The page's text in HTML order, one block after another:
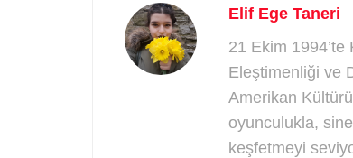
Elif Ege Taneri
21 Ekim 1994’te
Eleştimenliği ve
Amerikan
oyunculukla,
keşfetmeyi